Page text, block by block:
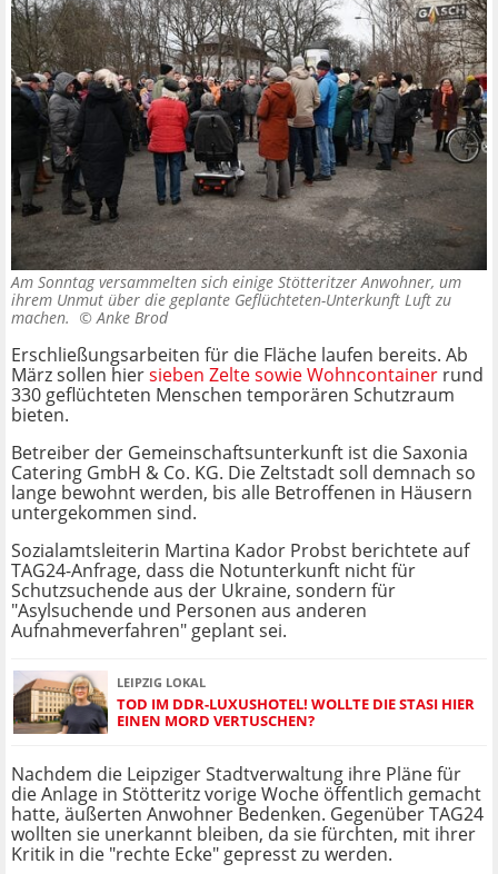
Am Sonntag versammelten sich einige Stötteritzer Anwohner, um
ihrem Unmut über die geplante Geflüchteten-Unterkunft Luft zu
machen. ©Anke Brod
Erschließungsarbeiten für die Fläche laufen bereits. Ab
März sollen hiersieben Zelte sowie Wohncontainer rund
330 geflüchteten Menschen temporären Schutzraum
bieten.
Betreiber der Gemeinschaftsunterkunft ist die Saxonia
Catering GmbH & Co. KG. Die Zeltstadt soll demnach so
lange bewohnt werden, bis alle Betroffenen in Häusern
untergekommen sind.
Sozialamtsleiterin Martina Kador Probst berichtete auf
TAG24-Anfrage, dass die Notunterkunft nicht für
Schutzsuchende aus der Ukraine, sondern für
"Asylsuchende und Personen aus anderen
Aufnahmeverfahren" geplant sei.
LEIPZIG LOKAL
TOD IM DDR-LUXUSHOTEL! WOLLTE DIE STASI HIER
EINEN MORD VERTUSCHEN?
Nachdem die Leipziger Stadtverwaltung ihre Pläne für
die Anlage in Stötteritz vorige Woche öffentlich gemacht
hatte, äußerten Anwohner Bedenken. Gegenüber TAG24
wollten sie unerkannt bleiben, da sie fürchten, mit ihrer
Kritik in die "rechte Ecke" gepresst zu werden.